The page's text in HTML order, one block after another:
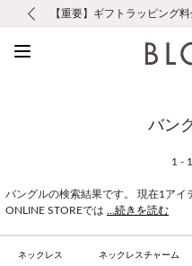
お修理・アフ
【重要】令和８年熊本地
【重要】ギフトラッピング
【重要】夏季休業
税込5,500円以上で送料
新規会員登録で
新規LINE友だち登録
会員限定！レビュー投
お修理・アフ
【重要】令和８年熊本地
バン
1 -
バングルの検索結果です。 現在1ア
ONLINE STOREでは ...続きを読む
ネックレス ネックレスチャーム